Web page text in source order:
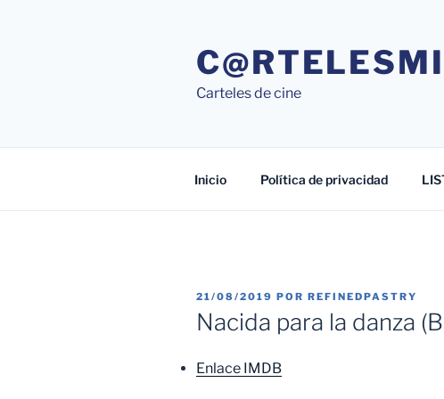
Carteles de cine
Inicio Política de privacidad
PUBLICADO
EL
21/08/2019 POR REFINEDPASTRY
Nacida para la danza
Enlace IMDB